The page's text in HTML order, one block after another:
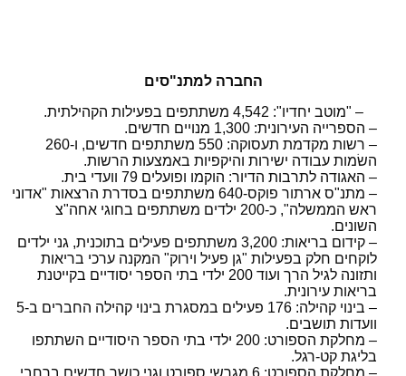
החברה למתנ"סים
– "מוטב יחדיו": 4,542 משתתפים בפעילות הקהילתית.
– הספרייה העירונית: 1,300 מנויים חדשים.
– רשות מקדמת תעסוקה: 550 משתתפים חדשים, ו-260
השׂמות עבודה ישירות והיקפיות באמצעות הרשות.
– האגודה לתרבות הדיור: הוקמו ופועלים 79 וועדי בית.
– מתנ"ס ארתור פוקס-640 משתתפים בסדרת הרצאות "אדוני
ראש הממשלה", כ-200 ילדים משתתפים בחוגי אחה"צ
השונים.
– קידום בריאות: 3,200 משתתפים פעילים בתוכנית, גני ילדים
לוקחים חלק בפעילות "גן פעיל וירוק" המקנה ערכי בריאות
ותזונה לגיל הרך ועוד 200 ילדי בתי הספר יסודיים בקייטנת
בריאות עירונית.
– בינוי קהילה: 176 פעילים במסגרת בינוי קהילה החברים ב-5
וועדות תושבים.
– מחלקת הספורט: 200 ילדי בתי הספר היסודיים השתתפו
בליגת קט-רגל.